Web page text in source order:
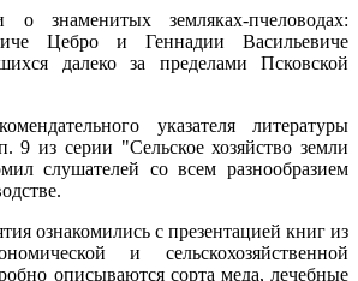
знаменитых земляках-пчеловодах:
Цебро и Геннадии Васильевиче
далеко за пределами Псковской
указателя литературы
9 из серии "Сельское хозяйство земли
слушателей со всем разнообразием
ознакомились с презентацией книг из
и сельскохозяйственной
описываются сорта меда, лечебные